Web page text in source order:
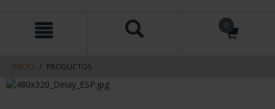
contenido
navegacin
0
INICIO PRODUCTOS